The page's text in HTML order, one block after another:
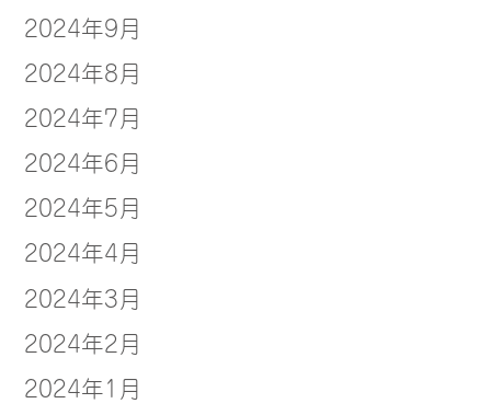
2024年9月
2024年8月
2024年7月
2024年6月
2024年5月
2024年4月
2024年3月
2024年2月
2024年1月